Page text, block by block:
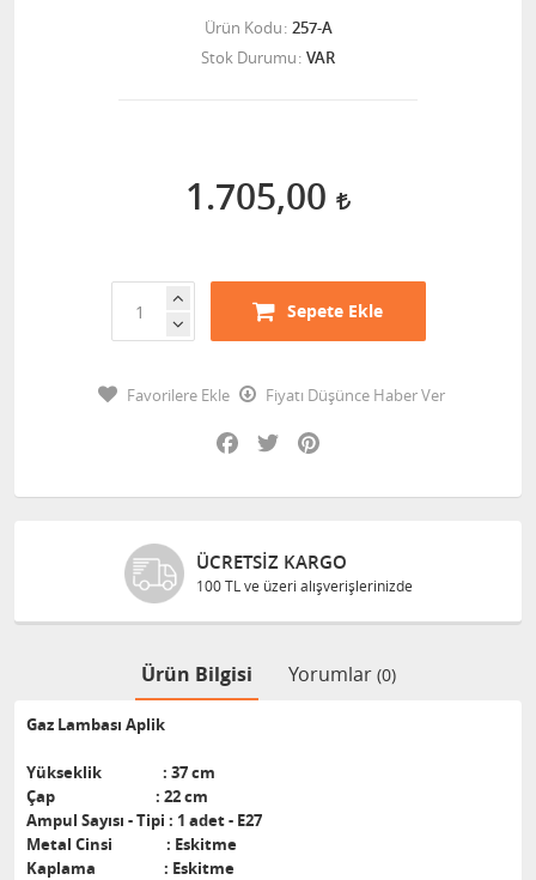
Ürün Kodu 257-A
Stok Durumu VAR
1.705,00
Sepete Ekle
Favorilere Ekle
Fiyatı Düşünce Haber Ver
Facebook
Twitter
ÜCRETSIZ KARGO
100 TL ve üzeri alışverişlerinizde
Ürün Bilgisi Yorumlar (0)
Gaz Lambası Aplik
Yükseklik : 37 cm
Çap : 22 cm
Ampul Sayısı - Tipi : 1 adet - E27
Metal Cinsi : Eskitme
Kaplama : Eskitme